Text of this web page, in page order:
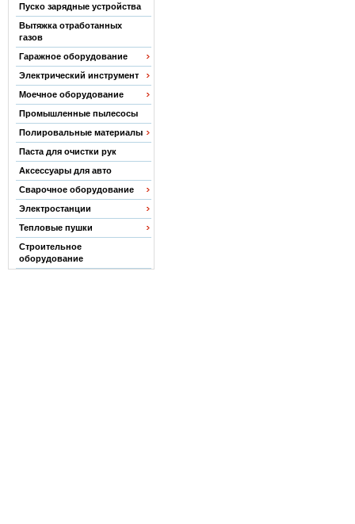
Пуско зарядные устройства
Вытяжка отработанных
газов
Гаражное оборудование
Электрический инструмент
Моечное оборудование
Промышленные пылесосы
Полировальные материалы
Паста для очистки рук
Аксессуары для авто
Сварочное оборудование
Электростанции
Тепловые пушки
Строительное
оборудование